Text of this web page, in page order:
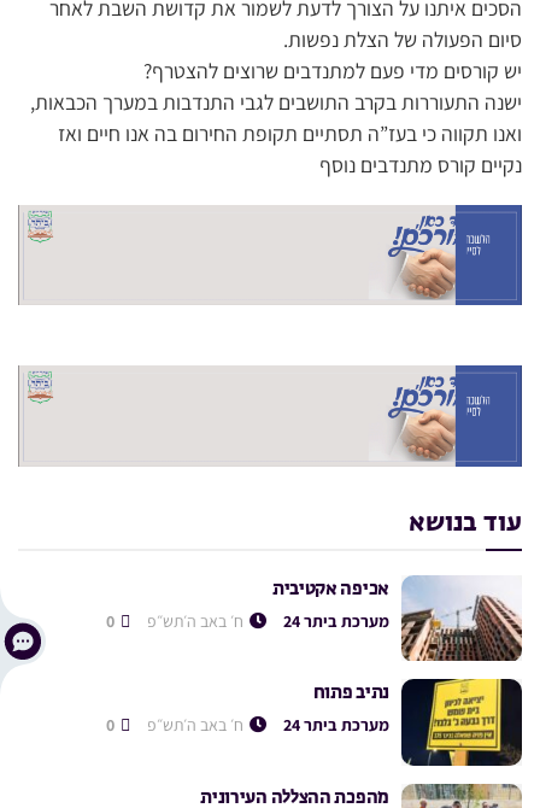
הסכים איתנו על הצורך לדעת לשמור את קדושת השבת לאחר
סיום הפעולה של הצלת נפשות.
יש קורסים מדי פעם למתנדבים שרוצים להצטרף?
ישנה התעוררות בקרב התושבים לגבי התנדבות במערך הכבאות,
ואנו תקווה כי בעז”ה תסתיים תקופת החירום בה אנו חיים ואז
נקיים קורס מתנדבים נוסף
עוד בנושא
אכיפה אקטיבית
מערכת ביתר 24 ח׳ באב ה׳תש״פ
נתיב פתוח
מערכת ביתר 24 ח׳ באב ה׳תש״פ
מהפכת ההצללה העירונית